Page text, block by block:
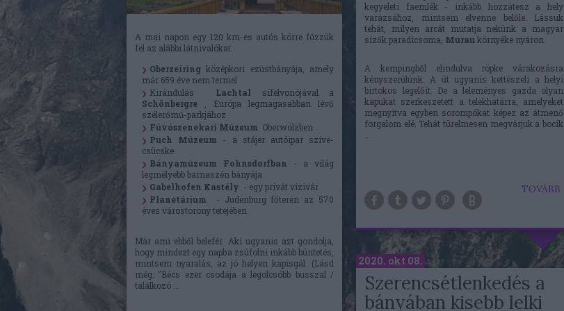
kegyeleti faemlék - inkább hozzátesz a hely
varázsához, mintsem elvenne belőle. Lássuk
tehát, milyen arcát mutatja nekünk a magyar
sízők paradicsoma, Murau környéke nyáron.
A kempingből elindulva röpke várakozásra
kényszerülünk. A út ugyanis kettészeli a helyi
birtokos legelőit. De a leleményes gazda olyan
kapukat szerkeszetett a telekhatárra, amelyeket
megnyitva egyben sorompókat képez az átmenő
forgalom elé. Tehát türelmesen megvárjuk a bocik
TOVÁBB
2020. okt 08.
Szerencsétlenkedés a
bányában kisebb lelki
A mai napon egy 120 km-es autós körre fűzzük
fel az alábbi látnivalókat:
Oberzeiringközépkori ezüstbányája, amely
már 659 éve nem termel
Kirándulás Lachtal sífelvonójával a
Schönbergre
, Európa legmagasabban lévő
szélerőmű-parkjához
Fúvószenekari Múzeum Oberwölzben
Puch Múzeum - a stájer autóipar szíve-
csücske
Bányamúzeum Fohnsdorfban - a világ
legmélyebb barnaszén bányája
Gabelhofen Kastély - egy privát vízivár
Planetárium - Judenburg főterén az 570
éves várostorony tetejében
Már ami ebből belefér. Aki ugyanis azt gondolja,
hogy mindezt egy napba zsúfolni inkább büntetés,
mintsem nyaralás, az jó helyen kapisgál. (Lásd
még: "Bécs ezer csodája a legolcsóbb busszal /
találkozó ...